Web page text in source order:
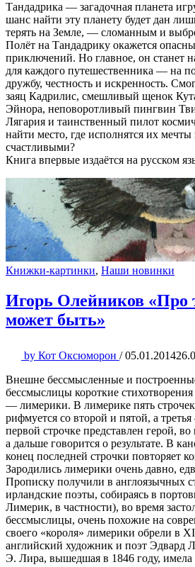
Тандадрика — загадочная планета
шанс найти эту планету будет дан
терять на Земле, — сломанным и
Полёт на Тандадрику окажется
приключений. Но главное, он станет
для каждого путешественника — на
дружбу, честность и искренность.
заяц Кадрилис, смешливый щенок
Эйнора, неповоротливый пингвин
Лягария и таинственный пилот
найти место, где исполнятся их
счастливыми?
Книга впервые издаётся на русском
Книжки-картинки, Наши новинки
Игорь Олейников «Про
может быть»
by Кот Оксюморон / 05.01.2014
Внешне бессмысленные и
бессмыслицы короткие
— лимерики. В лимерике пять
рифмуется со второй и пятой, а
первой строчке представлен герой,
а дальше говорится о результате. В
конец последней строчки повторяет
Зародились лимерики очень давно,
Прописку получили в англоязычных
ирландские поэты, собираясь в
Лимерик, в частности), во время
бессмыслицы, очень похожие на
своего «короля» лимерики обрели в
английский художник и поэт Эдвард
Э. Лира, вышедшая в 1846 году,